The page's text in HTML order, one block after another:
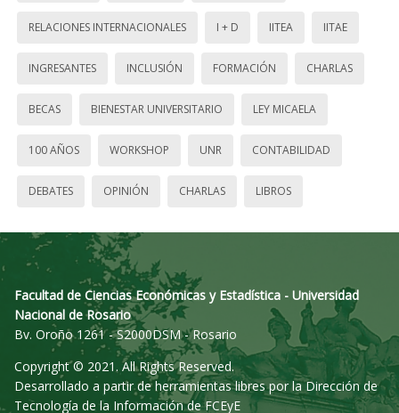
RELACIONES INTERNACIONALES I + D IITEA IITAE
INGRESANTES INCLUSIÓN FORMACIÓN CHARLAS
BECAS BIENESTAR UNIVERSITARIO LEY MICAELA
100 AÑOS WORKSHOP UNR CONTABILIDAD
DEBATES OPINIÓN CHARLAS LIBROS
Facultad de Ciencias Económicas y Estadística - Universidad
Nacional de Rosario
Bv. Oroño 1261 - S2000DSM - Rosario
Copyright © 2021. All Rights Reserved.
Desarrollado a partir de herramientas libres por la Dirección de
Tecnología de la Información de FCEyE